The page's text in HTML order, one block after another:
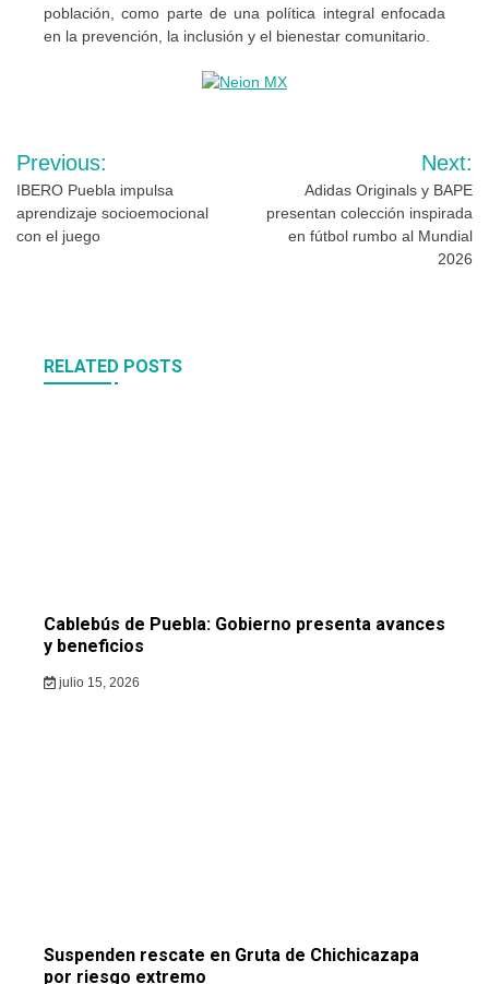
población, como parte de una política integral enfocada
en la prevención, la inclusión y el bienestar comunitario.
Navegación
de
entradas
Previous:
IBERO Puebla impulsa
aprendizaje socioemocional
con el juego
Next:
Adidas Originals y BAPE
presentan colección inspirada
en fútbol rumbo al Mundial
2026
RELATED POSTS
Cablebús de Puebla: Gobierno presenta avances
y beneficios
julio 15, 2026
Suspenden rescate en Gruta de Chichicazapa
por riesgo extremo